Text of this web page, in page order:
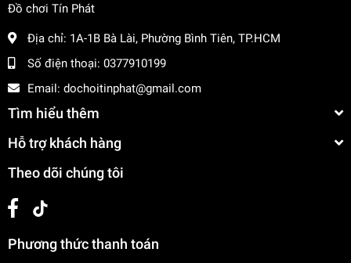
Đồ chơi Tín Phát
Địa chỉ: 1A-1B Bà Lài, Phường Bình Tiên, TP.HCM
Số điện thoại: 0377910199
Email: dochoitinphat@gmail.com
Tìm hiểu thêm
Hỗ trợ khách hàng
Theo dõi chúng tôi
Phương thức thanh toán